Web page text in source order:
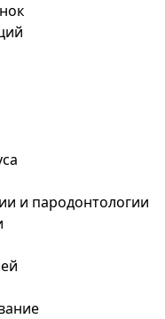
и пародонтологии